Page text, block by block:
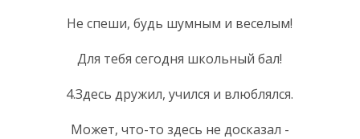
Не спеши, будь шумным и веселым!
Для тебя сегодня школьный бал!
4.Здесь дружил, учился и влюблялся.
Может, что-то здесь не досказал -